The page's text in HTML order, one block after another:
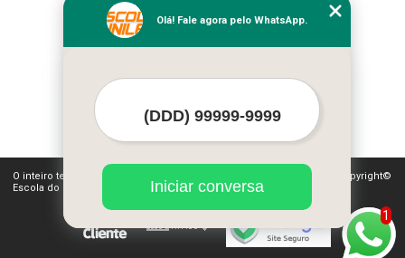
Missão
Mapa do site
O inteiro teor deste site está sujeito à proteção de direitos autorais. Copyright©
Escola do Funileiro (Lei 9610 de 19/02/1998)
1
Olá! Fale agora pelo WhatsApp.
Iniciar conversa